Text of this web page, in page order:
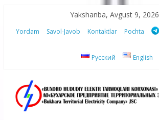
content
Yakshanba, Avgust 9, 2026
Yordam Savol-Javob Kontaktlar Pochta
Русский English